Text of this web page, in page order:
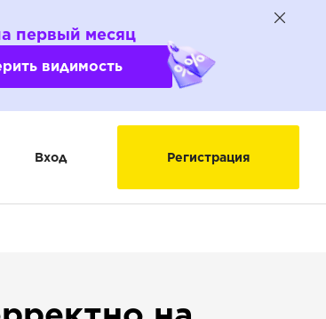
первый месяц
видимость
Вход Регистрация